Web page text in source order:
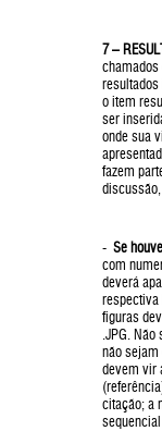
7 –
o item
ser
onde sua
fazem
- Se
com
deverá
respectiva
figuras
.JPG.
não
devem vir
citação; a
sequencial